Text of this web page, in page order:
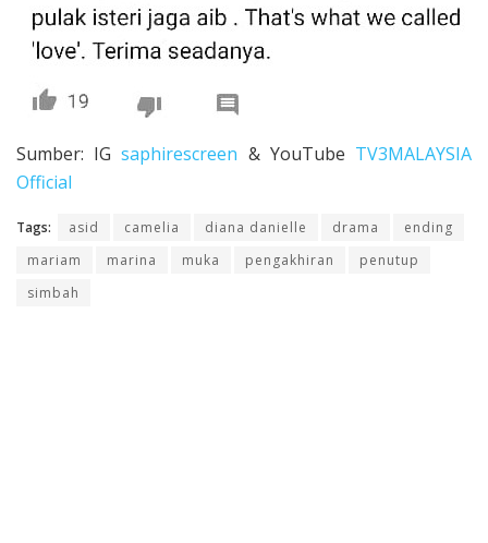
Sumber: IGsaphirescreen & YouTube TV3MALAYSIA
Official
Tags: asid camelia diana danielle drama
ending
mariam
marina muka pengakhiran
penutup
simbah